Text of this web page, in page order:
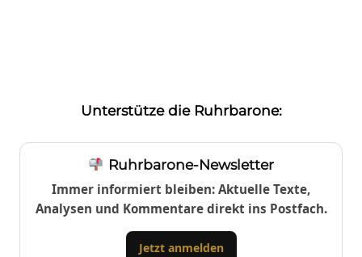
Unterstütze die Ruhrbarone:
Ruhrbarone-Newsletter
Immer informiert bleiben: Aktuelle Texte,
Analysen und Kommentare direkt ins Postfach.
Jetzt anmelden